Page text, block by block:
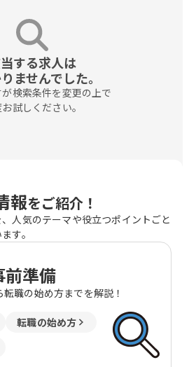
する求人は
ませんでした。
検索条件を変更の上で
試しください。
報をご紹介！
人気のテーマや役立つポイントごと
す。
前準備
職の始め方までを解説！
転職の始め方